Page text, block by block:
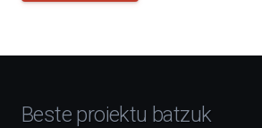
Beste proiektu batzuk